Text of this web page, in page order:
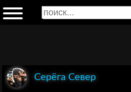
Серёга Север